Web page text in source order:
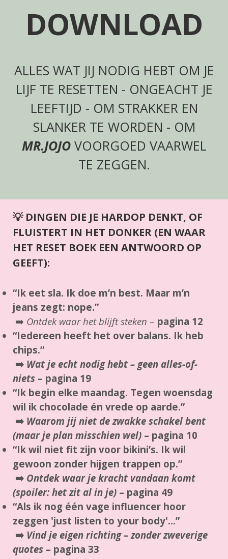
DOWNLOAD
ALLES WAT JIJ NODIG HEBT OM JE
LIJF TE RESETTEN - ONGEACHT JE
LEEFTIJD - OM STRAKKER EN
SLANKER TE WORDEN - OM
MR.JOJOVOORGOED VAARWEL
TE ZEGGEN.
💡DINGEN DIE JE HARDOP DENKT, OF
FLUISTERT IN HET DONKER (EN WAAR
HET RESET BOEK EEN ANTWOORD OP
GEEFT):
“Ik eet sla. Ik doe m’n best. Maar m’n
jeans zegt: nope.”
➡️ Ontdek waar het blijft steken – pagina 12
“Iedereen heeft het over balans. Ik heb
chips.”
➡️ Wat je echt nodig hebt – geen alles-of-
niets – pagina 19
“Ik begin elke maandag. Tegen woensdag
wil ik chocolade én vrede op aarde.”
➡️ Waarom jij niet de zwakke schakel bent
(maar je plan misschien wel) – pagina 10
“Ik wil niet fit zijn voor bikini’s. Ik wil
gewoon zonder hijgen trappen op.”
➡️ Ontdek waar je kracht vandaan komt
(spoiler: het zit al in je) – pagina 49
“Als ik nog één vage influencer hoor
zeggen 'just listen to your body'...”
➡️ Vind je eigen richting – zonder zweverige
quotes – pagina 33